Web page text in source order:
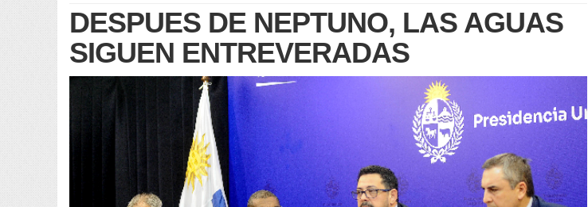
DESPUES DE NEPTUNO, LAS AGUAS
SIGUEN ENTREVERADAS